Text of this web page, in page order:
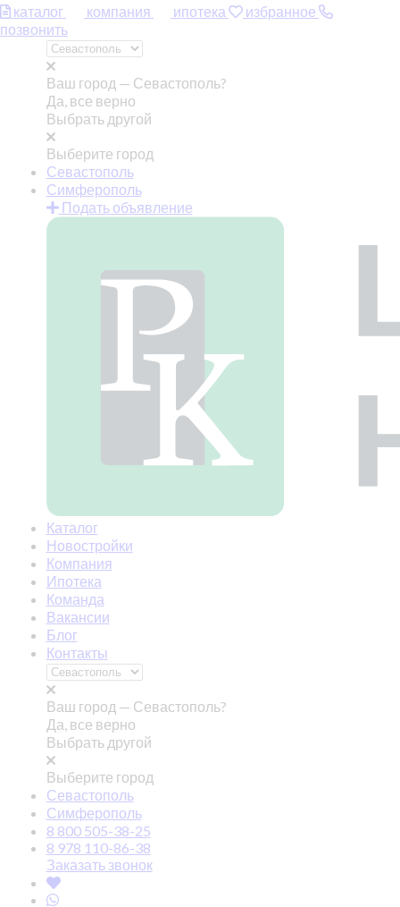
каталог компания ипотека
избранное
позвонить
Ваш город — Севастополь?
Да, все верно
Выбрать другой
Выберите город
Севастополь
Симферополь
Подать объявление
Каталог
Новостройки
Компания
Ипотека
Команда
Вакансии
Блог
Контакты
Ваш город — Севастополь?
Да, все верно
Выбрать другой
Выберите город
Севастополь
Симферополь
8 800 505-38-25
8 978 110-86-38
Заказать звонок